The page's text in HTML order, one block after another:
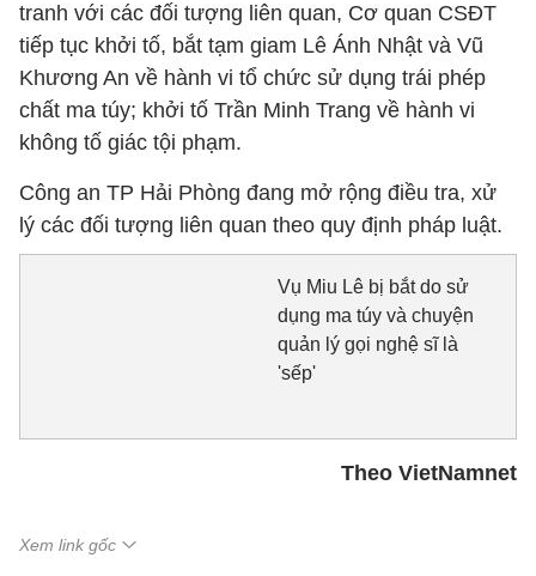
tranh với các đối tượng liên quan, Cơ quan CSĐT
tiếp tục khởi tố, bắt tạm giam Lê Ánh Nhật và Vũ
Khương An về hành vi tổ chức sử dụng trái phép
chất ma túy; khởi tố Trần Minh Trang về hành vi
không tố giác tội phạm.
Công an TP Hải Phòng đang mở rộng điều tra, xử
lý các đối tượng liên quan theo quy định pháp luật.
Vụ Miu Lê bị bắt do sử
dụng ma túy và chuyện
quản lý gọi nghệ sĩ là
'sếp'
Theo VietNamnet
Xem link gốc